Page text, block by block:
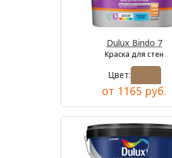
Dulux Bindo 7
Краска для стен
Цвет:
от 1165 руб.